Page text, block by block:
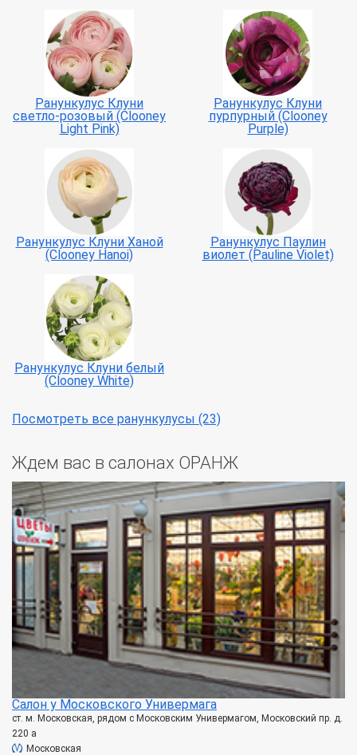
Ранункулус Клуни
светло-розовый (Clooney
Light Pink)
Ранункулус Клуни
пурпурный (Clooney
Purple)
Ранункулус Клуни Ханой
(Clooney Hanoi)
Ранункулус Паулин
виолет (Pauline Violet)
Ранункулус Клуни белый
(Clooney White)
Посмотреть все ранункулусы (23)
Ждем вас в салонах ОРАНЖ
Салон у Московского Универмага
ст. м. Московская, рядом с Московским Универмагом, Московский пр. д.
220 а
Московская